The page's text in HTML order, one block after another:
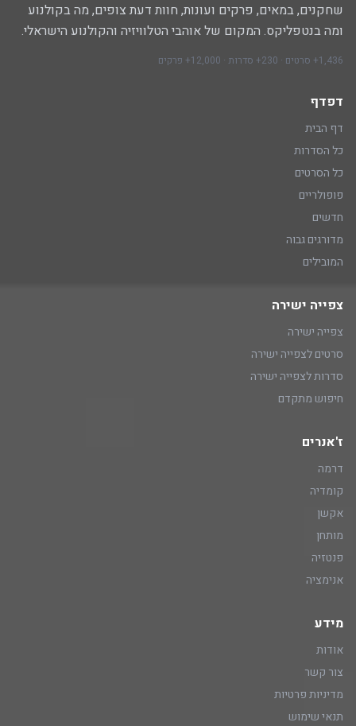
שחקנים, במאים, פרקים ועונות, חוות דעת צופים, מה בקולנוע
ומה בנטפליקס. המקום של אוהבי הטלוויזיה והקולנוע הישראלי.
1,436+ סרטים · 230+ סדרות · 12,000+ פרקים
דפדף
דף הבית
כל הסדרות
כל הסרטים
פופולריים
חדשים
מדורגים גבוה
המובילים
צפייה ישירה
צפייה ישירה
סרטים לצפייה ישירה
סדרות לצפייה ישירה
חיפוש מתקדם
ז'אנרים
דרמה
קומדיה
אקשן
מותחן
פנטזיה
אנימציה
מידע
אודות
צור קשר
מדיניות פרטיות
תנאי שימוש